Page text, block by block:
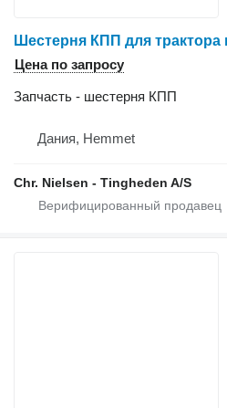
Цена по запросу
Запчасть - шестерня КПП
Дания, Hemmet
Chr. Nielsen - Tingheden A/S